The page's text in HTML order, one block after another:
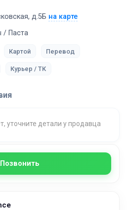
Позвонить
д.5Б на карте
/ Паста
Картой Перевод
Курьер / ТК
уточните детали у продавца